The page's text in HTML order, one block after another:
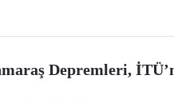
proje, TÜBİTAK
desteklenmeye hak
Depremleri,